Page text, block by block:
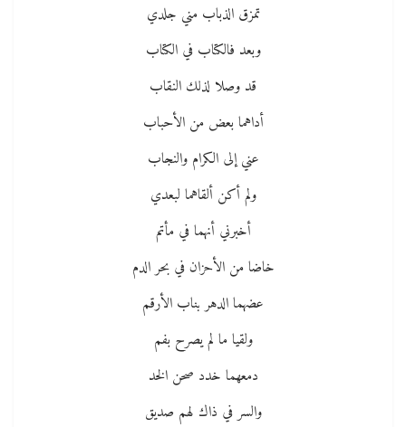
تمزق الذباب مني جلدي
وبعد فالكتاب في الكتاب
قد وصلا لذلك النقاب
أداهما بعض من الأحباب
عني إلى الكرام والنجاب
ولم أكن ألقاهما لبعدي
أخبرني أنهما في مأتم
خاضا من الأحزان في بحر الدم
عضهما الدهر بناب الأرقم
ولقيا ما لم يصرح بفم
دمعهما خدد صحن الخد
والسر في ذاك لهم صديق